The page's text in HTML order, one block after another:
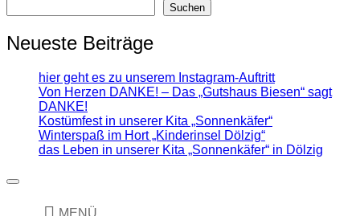
Suchen
Neueste Beiträge
hier geht es zu unserem Instagram-Auftritt
Von Herzen DANKE! – Das „Gutshaus Biesen“ sagt
DANKE!
Kostümfest in unserer Kita „Sonnenkäfer“
Winterspaß im Hort „Kinderinsel Dölzig“
das Leben in unserer Kita „Sonnenkäfer“ in Dölzig
MENÜ